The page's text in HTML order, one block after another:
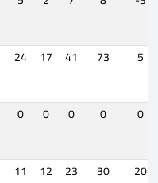
24 17 41 73 5
0 0 0 0 0
11 12 23 30 20